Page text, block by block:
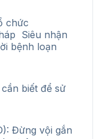
chức
Siêu nhận
bệnh loạn
biết để sử
Đừng vội gắn